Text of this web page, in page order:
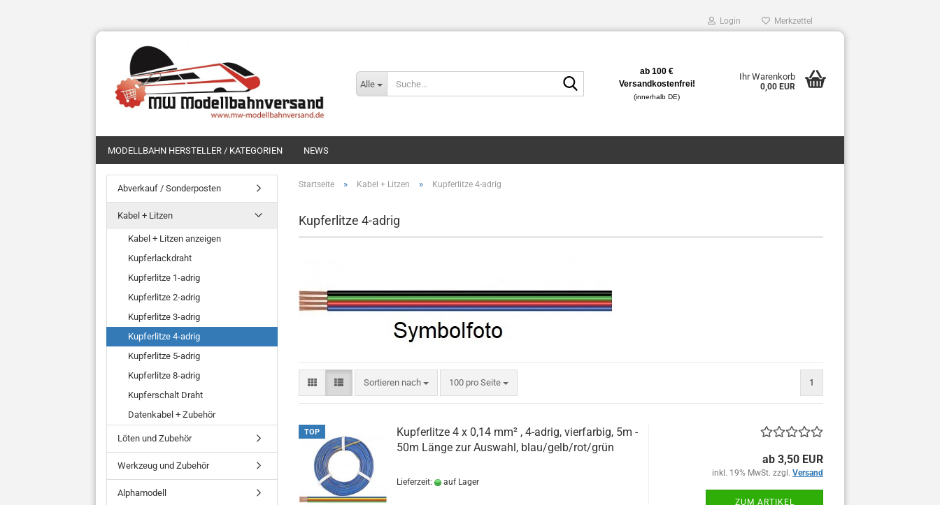
Login Merkzettel
Alle
ab 100 €
Versandkostenfrei!
(innerhalb DE)
Ihr Warenkorb
0,00 EUR
MODELLBAHN HERSTELLER / KATEGORIEN NEWS
Startseite » Kabel + Litzen » Kupferlitze 4-adrig
Kupferlitze 4-adrig
Sortieren nach
Sortieren nach 100 pro Seite
pro Seite 1
TOP
Kupferlitze 4 x 0,14 mm² , 4-adrig, vierfarbig, 5m -
50m Länge zur Auswahl, blau/gelb/rot/grün
Lieferzeit: auf Lager
ab 3,50 EUR
inkl. 19% MwSt. zzgl. Versand
ZUM ARTIKEL
Abverkauf / Sonderposten
Kabel + Litzen
Kabel + Litzen anzeigen
Kupferlackdraht
Kupferlitze 1-adrig
Kupferlitze 2-adrig
Kupferlitze 3-adrig
Kupferlitze 4-adrig
Kupferlitze 5-adrig
Kupferlitze 8-adrig
Kupferschalt Draht
Datenkabel + Zubehör
Löten und Zubehör
Werkzeug und Zubehör
Alphamodell